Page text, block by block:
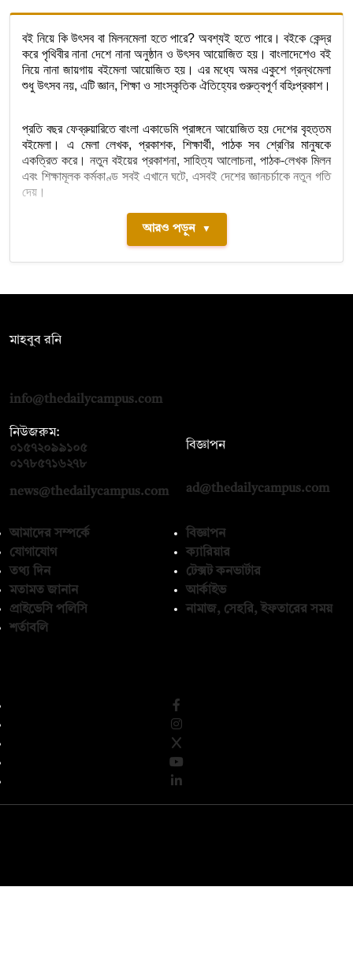
বই নিয়ে কি উৎসব বা মিলনমেলা হতে পারে? অবশ্যই হতে পারে। বইকে কেন্দ্র
করে পৃথিবীর নানা দেশে নানা অনুষ্ঠান ও উৎসব আয়োজিত হয়। বাংলাদেশেও বই
নিয়ে নানা জায়গায় বইমেলা আয়োজিত হয়। এর মধ্যে অমর একুশে গ্রন্থমেলা
শুধু উৎসব নয়, এটি জ্ঞান, শিক্ষা ও সাংস্কৃতিক ঐতিহ্যের গুরুত্বপূর্ণ বহিঃপ্রকাশ।
প্রতি বছর ফেব্রুয়ারিতে বাংলা একাডেমি প্রাঙ্গনে আয়োজিত হয় দেশের বৃহত্তম
বইমেলা। এ মেলা লেখক, প্রকাশক, শিক্ষার্থী, পাঠক সব শ্রেণির মানুষকে
একত্রিত করে। নতুন বইয়ের প্রকাশনা, সাহিত্য আলোচনা, পাঠক-লেখক মিলন
এবং শিক্ষামূলক কর্মকাণ্ড সবই এখানে ঘটে, এসবই দেশের জ্ঞানচর্চাকে নতুন গতি
দেয়।
আরও পড়ুন ▼
মাহবুব রনি
info@thedailycampus.com
নিউজরুম:
০১৫৭২০৯৯১০৫
০১৭৮৫৭১৬২৭৮
news@thedailycampus.com
বিজ্ঞাপন
ad@thedailycampus.com
আমাদের সম্পর্কে
যোগাযোগ
তথ্য দিন
মতামত জানান
প্রাইভেসি পলিসি
শর্তাবলি
বিজ্ঞাপন
ক্যারিয়ার
টেক্সট কনভার্টার
আর্কাইভ
নামাজ, সেহরি, ইফতারের সময়